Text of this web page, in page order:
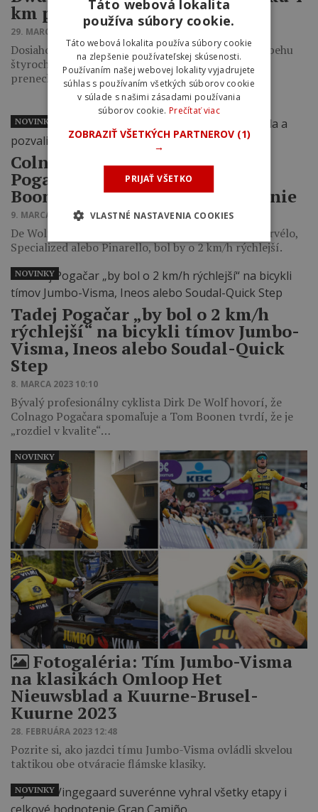
km pred cieľom
29. MARCA 2023 18:22
Dosiahol tak už druhé víťazstvo na klasikách v priebehu
štyroch dní, keď mu víťazstvo na Gent-Wevelgem
prenechal jeho tímový kolega…
Colnago reaguje na kritiku
Pogačarovho bicykla a pozvali
Boonena a De Wolfa na testovanie
9. MARCA 2023 09:56
De Wolf tvrdil, že ak by Pogačar jazdil na bicykli Cervélo,
Specialized alebo Pinarello, bol by o 2 km/h rýchlejší.
NOVINKY
Tadej Pogačar „by bol o 2 km/h
rýchlejší“ na bicykli tímov Jumbo-
Visma, Ineos alebo Soudal-Quick
Step
8. MARCA 2023 10:10
Bývalý profesionálny cyklista Dirk De Wolf hovorí, že
Colnago Pogačara spomaľuje a Tom Boonen tvrdí, že je
„rozdiel v kvalite“…
NOVINKY
Fotogaléria: Tím Jumbo-Visma
na klasikách Omloop Het
Nieuwsblad a Kuurne-Brusel-
Kuurne 2023
28. FEBRUÁRA 2023 12:48
Pozrite si, ako jazdci tímu Jumbo-Visma ovládli skvelou
taktikou obe otváracie flámske klasiky.
NOVINKY
NOVINKY
Táto webová lokalita
používa súbory cookie.
Táto webová lokalita používa súbory cookie
na zlepšenie používateľskej skúsenosti.
Používaním našej webovej lokality vyjadrujete
súhlas s používaním všetkých súborov cookie
v súlade s našimi zásadami používania
súborov cookie. Prečítať viac
ZOBRAZIŤ VŠETKÝCH PARTNEROV (1)
→
PRIJAŤ VŠETKO
VLASTNÉ NASTAVENIA COOKIES